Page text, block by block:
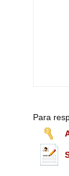
Para